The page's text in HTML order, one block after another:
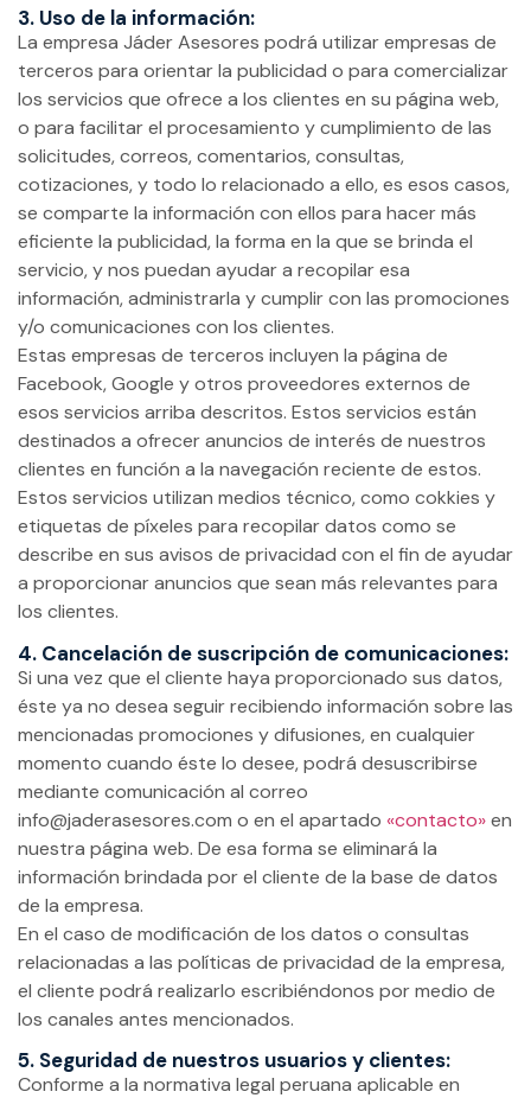
3. Uso de la información:
La empresa Jáder Asesores podrá utilizar empresas de
terceros para orientar la publicidad o para comercializar
los servicios que ofrece a los clientes en su página web,
o para facilitar el procesamiento y cumplimiento de las
solicitudes, correos, comentarios, consultas,
cotizaciones, y todo lo relacionado a ello, es esos casos,
se comparte la información con ellos para hacer más
eficiente la publicidad, la forma en la que se brinda el
servicio, y nos puedan ayudar a recopilar esa
información, administrarla y cumplir con las promociones
y/o comunicaciones con los clientes.
Estas empresas de terceros incluyen la página de
Facebook, Google y otros proveedores externos de
esos servicios arriba descritos. Estos servicios están
destinados a ofrecer anuncios de interés de nuestros
clientes en función a la navegación reciente de estos.
Estos servicios utilizan medios técnico, como cokkies y
etiquetas de píxeles para recopilar datos como se
describe en sus avisos de privacidad con el fin de ayudar
a proporcionar anuncios que sean más relevantes para
los clientes.
4. Cancelación de suscripción de comunicaciones:
Si una vez que el cliente haya proporcionado sus datos,
éste ya no desea seguir recibiendo información sobre las
mencionadas promociones y difusiones, en cualquier
momento cuando éste lo desee, podrá desuscribirse
mediante comunicación al correo
info@jaderasesores.com o en el apartado «contacto»en
nuestra página web. De esa forma se eliminará la
información brindada por el cliente de la base de datos
de la empresa.
En el caso de modificación de los datos o consultas
relacionadas a las políticas de privacidad de la empresa,
el cliente podrá realizarlo escribiéndonos por medio de
los canales antes mencionados.
5. Seguridad de nuestros usuarios y clientes:
Conforme a la normativa legal peruana aplicable en